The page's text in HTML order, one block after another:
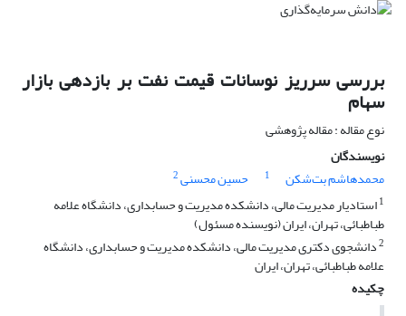
بررسی سرریز نوسانات قیمت نفت بر بازدهی بازار
سهام
نوع مقاله : مقاله پژوهشی
نویسندگان
محمدهاشم بت‌شکن
1 حسین محسنی2
1استادیار مدیریت مالی، دانشکده مدیریت و حسابداری، دانشگاه علامه
طباطبائی، تهران، ایران (نویسنده مسئول)
2دانشجوی دکتری مدیریت مالی، دانشکده مدیریت و حسابداری، دانشگاه
علامه طباطبائی، تهران، ایران
چکیده